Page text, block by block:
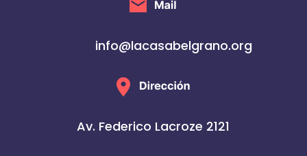
info@lacasabelgrano.org
Av. Federico Lacroze 2121